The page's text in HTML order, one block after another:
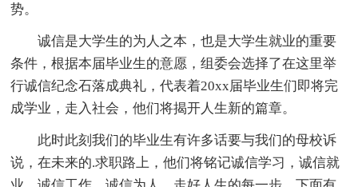
势。
诚信是大学生的为人之本，也是大学生就业的重要
条件，根据本届毕业生的意愿，组委会选择了在这里举
行诚信纪念石落成典礼，代表着20xx届毕业生们即将完
成学业，走入社会，他们将揭开人生新的篇章。
此时此刻我们的毕业生有许多话要与我们的母校诉
说，在未来的.求职路上，他们将铭记诚信学习，诚信就